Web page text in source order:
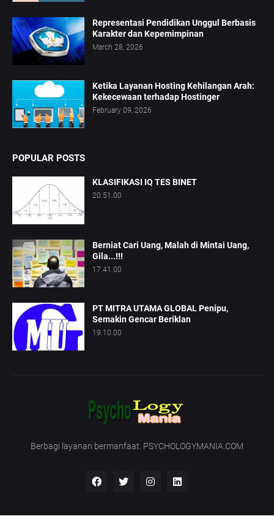
Representasi Pendidikan Unggul Berbasis
Karakter dan Kepemimpinan
March 28, 2026
Ketika Layanan Hosting Kehilangan Arah:
Kekecewaan terhadap Hostinger
February 09, 2026
POPULAR POSTS
KLASIFIKASI IQ TES BINET
20.51.00
Berniat Cari Uang, Malah di Mintai Uang,
Gila...!!!
17.41.00
PT MITRA UTAMA GLOBAL Penipu,
Semakin Gencar Beriklan
19.10.00
Berbagi layanan bermanfaat. PSYCHOLOGYMANIA.COM